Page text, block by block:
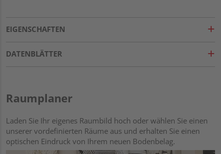
EIGENSCHAFTEN
DATENBLÄTTER
Raumplaner
Laden Sie Ihr eigenes Raumbild hoch oder wählen Sie einen
unserer vordefinierten Räume aus und erhalten Sie einen
optischen Eindruck von Ihrem neuen Bodenbelag.